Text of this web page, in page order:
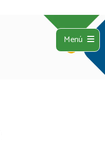
Menú